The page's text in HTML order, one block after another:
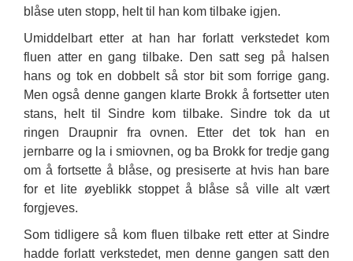
blåse uten stopp, helt til han kom tilbake igjen.
Umiddelbart etter at han har forlatt verkstedet kom
fluen atter en gang tilbake. Den satt seg på halsen
hans og tok en dobbelt så stor bit som forrige gang.
Men også denne gangen klarte Brokk å fortsetter uten
stans, helt til Sindre kom tilbake. Sindre tok da ut
ringen Draupnir fra ovnen. Etter det tok han en
jernbarre og la i smiovnen, og ba Brokk for tredje gang
om å fortsette å blåse, og presiserte at hvis han bare
for et lite øyeblikk stoppet å blåse så ville alt vært
forgjeves.
Som tidligere så kom fluen tilbake rett etter at Sindre
hadde forlatt verkstedet, men denne gangen satt den